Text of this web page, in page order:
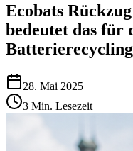
Ecobats
bedeutet das für
28. Mai 2025
3 Min. Lesezeit